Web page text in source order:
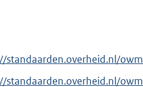
standaarden.overheid.nl/
standaarden.overheid.nl/